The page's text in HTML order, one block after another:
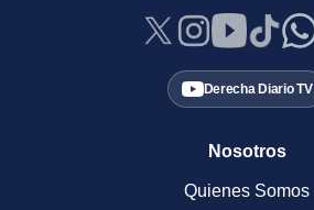
Derecha Diario TV
Nosotros
Quienes Somos